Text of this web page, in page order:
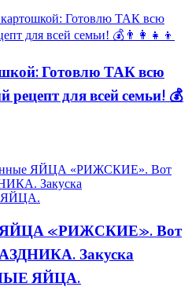
Готовлю ТАК всю
для всей семьи! 💰
ЯЙЦА «РИЖСКИЕ». Вот
Закуска
ЯЙЦА.